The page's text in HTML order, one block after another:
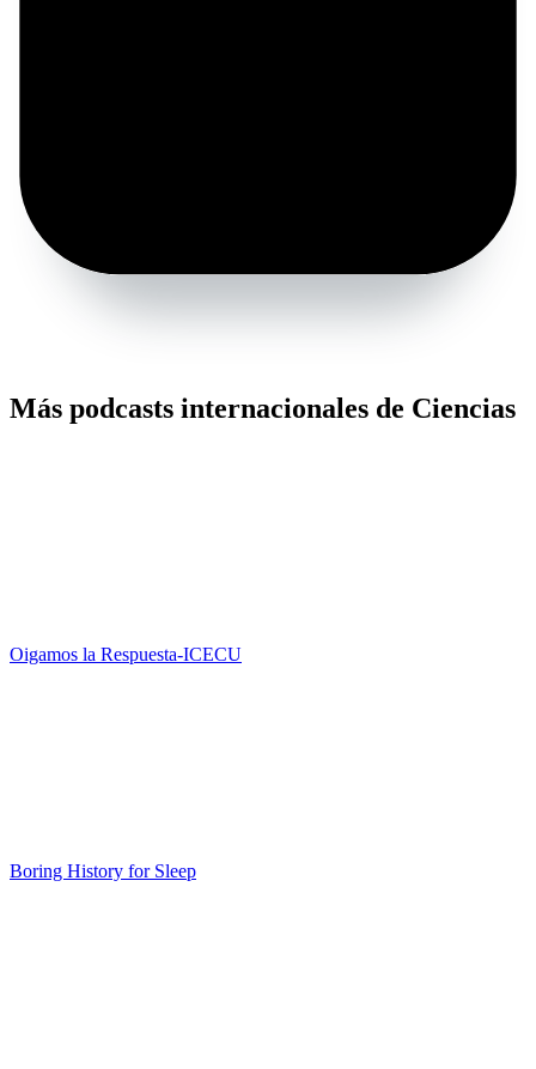
Más podcasts internacionales de Ciencias
Oigamos la Respuesta-ICECU
Boring History for Sleep